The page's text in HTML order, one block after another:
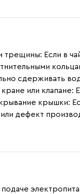
трещины: Если в
сдерживать
или клапане:
крышки:
дефект